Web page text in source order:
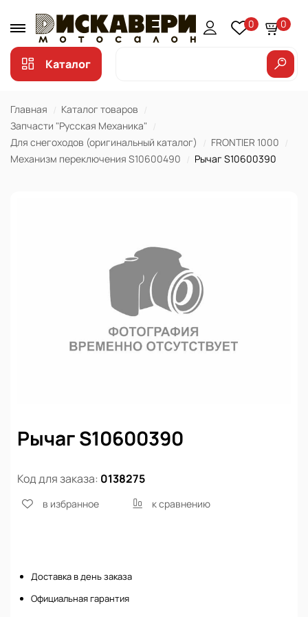
0 0
Каталог
Главная
Каталог товаров
Запчасти "Русская Механика"
Для снегоходов (оригинальный каталог)
FRONTIER 1000
Механизм переключения S10600490
Рычаг S10600390
Рычаг S10600390
Код для заказа: 0138275
в избранное к сравнению
Доставка в день заказа
Официальная гарантия